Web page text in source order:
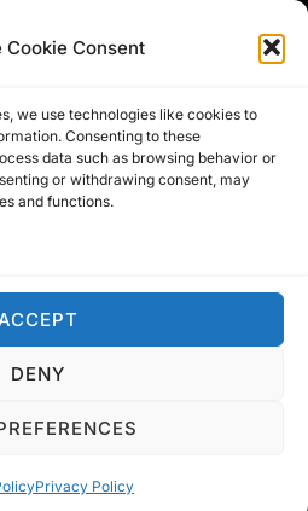
Cookie Consent
we use technologies like cookies to
Consenting to these
data such as browsing behavior or
or withdrawing consent, may
and functions.
ACCEPT
DENY
Privacy Policy
Affiliate William